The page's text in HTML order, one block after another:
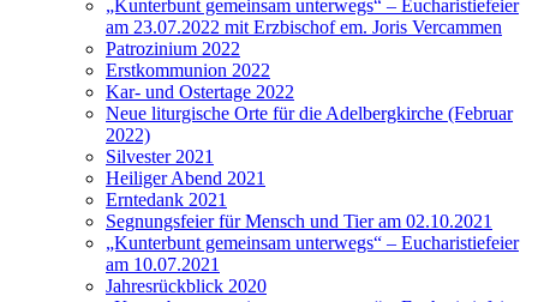
„Kunterbunt gemeinsam unterwegs“ – Eucharistiefeier
am 23.07.2022 mit Erzbischof em. Joris Vercammen
Patrozinium 2022
Erstkommunion 2022
Kar- und Ostertage 2022
Neue liturgische Orte für die Adelbergkirche (Februar
2022)
Silvester 2021
Heiliger Abend 2021
Erntedank 2021
Segnungsfeier für Mensch und Tier am 02.10.2021
„Kunterbunt gemeinsam unterwegs“ – Eucharistiefeier
am 10.07.2021
Jahresrückblick 2020